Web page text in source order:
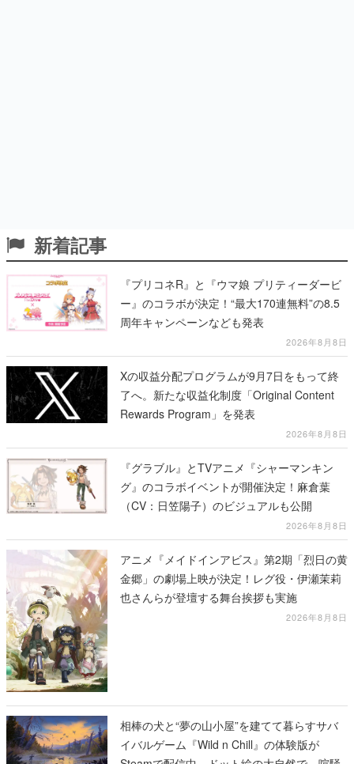
新着記事
『プリコネR』と『ウマ娘 プリティーダービ
ー』のコラボが決定！“最大170連無料”の8.5
周年キャンペーンなども発表
2026年8月8日
Xの収益分配プログラムが9月7日をもって終
了へ。新たな収益化制度「Original Content
Rewards Program」を発表
2026年8月8日
『グラブル』とTVアニメ『シャーマンキン
グ』のコラボイベントが開催決定！麻倉葉
（CV：日笠陽子）のビジュアルも公開
2026年8月8日
アニメ『メイドインアビス』第2期「烈日の黄
金郷」の劇場上映が決定！レグ役・伊瀬茉莉
也さんらが登壇する舞台挨拶も実施
2026年8月8日
相棒の犬と“夢の山小屋”を建てて暮らすサバ
イバルゲーム『Wild n Chill』の体験版が